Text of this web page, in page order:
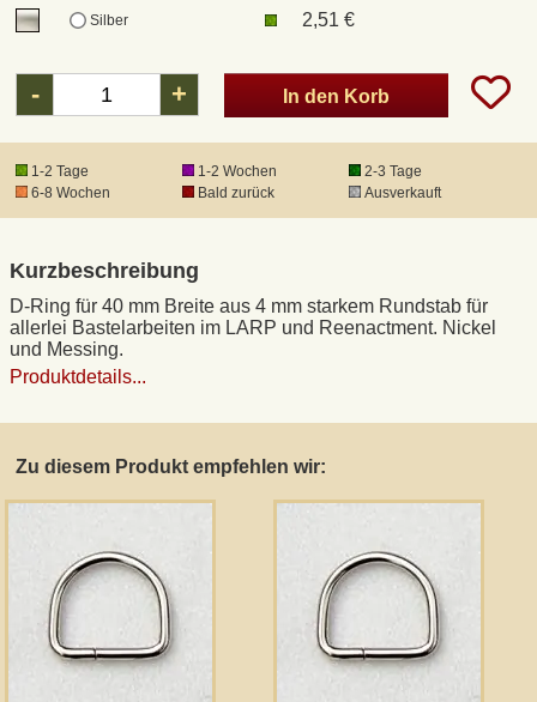
Silber 2,51 €
- + In den Korb
1-2 Tage 1-2 Wochen
2-3 Tage
6-8 Wochen
Bald zurück Ausverkauft
Kurzbeschreibung
D-Ring für 40 mm Breite aus 4 mm starkem Rundstab für
allerlei Bastelarbeiten im LARP und Reenactment. Nickel
und Messing.
Produktdetails...
Zu diesem Produkt empfehlen wir:
DPD
DHL Kleinpaket
DHL Express
Produkthaftung
Datenschutz
Anfertigung von Museumsrepliken
AGB
Gästebuch